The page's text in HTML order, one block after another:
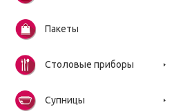
Пакеты
Столовые приборы
Супницы